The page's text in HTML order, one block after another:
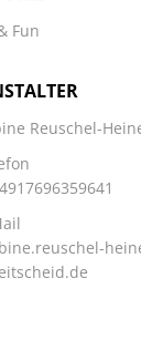
Fun
Reuschel-